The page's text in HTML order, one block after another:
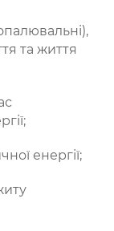
та життя
енергії;